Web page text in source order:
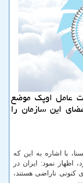
عامل اوپك موضع
این سازمان را
با اشاره به این كه
اظهار نمود: ایران در
ناراضی هستند،